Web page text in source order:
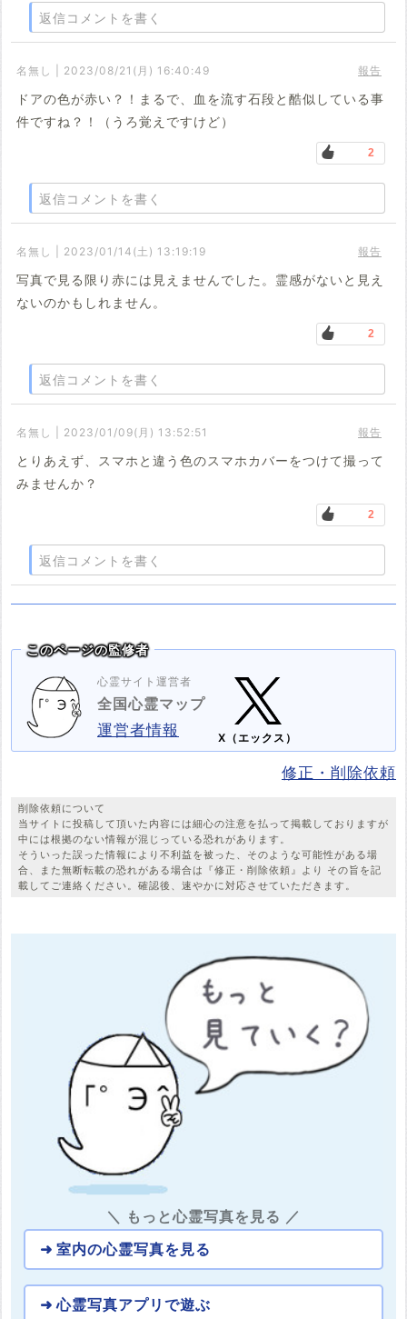
返信コメントを書く
名無し | 2023/08/21(月) 16:40:49 報告
ドアの色が赤い？！まるで、血を流す石段と酷似している事
件ですね？！（うろ覚えですけど）
2
返信コメントを書く
名無し | 2023/01/14(土) 13:19:19 報告
写真で見る限り赤には見えませんでした。霊感がないと見え
ないのかもしれません。
2
返信コメントを書く
名無し | 2023/01/09(月) 13:52:51 報告
とりあえず、スマホと違う色のスマホカバーをつけて撮って
みませんか？
2
返信コメントを書く
このページの監修者
心霊サイト運営者
全国心霊マップ
運営者情報
X（エックス）
修正・削除依頼
削除依頼について
当サイトに投稿して頂いた内容には細心の注意を払って掲載しておりますが
中には根拠のない情報が混じっている恐れがあります。
そういった誤った情報により不利益を被った、そのような可能性がある場
合、また無断転載の恐れがある場合は『修正・削除依頼』より その旨を記
載してご連絡ください。確認後、速やかに対応させていただきます。
＼ もっと心霊写真を見る ／
室内の心霊写真を見る
心霊写真アプリで遊ぶ